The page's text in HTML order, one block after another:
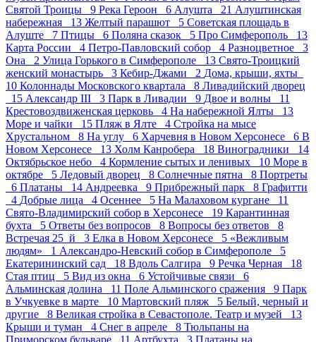
Святой Троицы 9 Река Героон 6 Алушта 21 Алуштинская
набережная 13 Желтый парашют 5 Советская площадь в
Алуште 7 Птицы 6 Поляна сказок 5 Про Симферополь 13
Карта России 4 Петро-Павловский собор 4 Разноцветное 3
Она 2 Улица Горького в Симферополе 13 Свято-Троицкий
женский монастырь 3 Кебир-Джами 2 Дома, крыши, яхты
10 Колоннады Московского квартала 8 Ливадийский дворец
15 Александр III 3 Парк в Ливадии 9 Двое и волны 11
Крестовоздвиженская церковь 4 На набережной Ялты 13
Море и чайки 15 Пляж в Ялте 4 Стройка на мысе
Хрустальном 8 На углу 6 Харчевня в Новом Херсонесе 6 В
Новом Херсонесе 13 Холм Канробера 18 Виноградники 14
Октябрьское небо 4 Кормление сытых и ленивых 10 Море в
октябре 5 Ледовый дворец 8 Солнечные пятна 8 Портреты
6 Платаны 14 Андреевка 9 Прибрежный парк 8 Графитти
4 Добрые лица 4 Осеннее 5 На Малаховом кургане 11
Свято-Владимирский собор в Херсонесе 19 Карантинная
бухта 5 Ответы без вопросов 8 Вопросы без ответов 8
Встречая 25_й 3 Елка в Новом Херсонесе 5 «Вежливым
людям» 1 Александро-Невский собор в Симферополе 5
Екатерининский сад 18 Вдоль Салгира 9 Речка Черная 18
Стая птиц 5 Вид из окна 6 Устойчивые связи 6
Альминская долина 11 Поле Альминского сражения 9 Парк
в Учкуевке в марте 10 Мартовский пляж 5 Белый, черный и
другие 8 Великая стройка в Севастополе. Театр и музей 13
Крыши и туман 4 Снег в апреле 8 Тюльпаны на
Приморском бульваре 11 Артбухта 3 Платаны на